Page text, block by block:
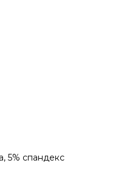
5% спандекс